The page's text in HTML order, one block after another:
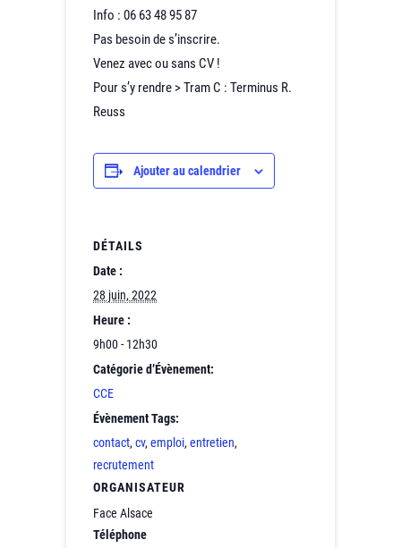
Info : 06 63 48 95 87
Pas besoin de s’inscrire.
Venez avec ou sans CV !
Pour s’y rendre > Tram C : Terminus R.
Reuss
Ajouter au calendrier
DÉTAILS
Date :
28 juin, 2022
Heure :
9h00 - 12h30
Catégorie d’Évènement:
CCE
Évènement Tags:
contact, cv, emploi, entretien,
recrutement
ORGANISATEUR
Face Alsace
Téléphone